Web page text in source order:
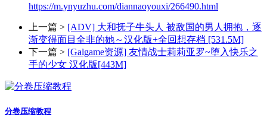
https://m.ynyuzhu.com/diannaoyouxi/266490.html
上一篇 > [ADV] 大和抚子牛头人 被敌国的男人拥抱，逐
渐变得面目全非的她～汉化版+全回想存档 [531.5M]
下一篇 > [Galgame资源] 友情战士莉莉亚罗~堕入快乐之
手的少女 汉化版[443M]
分卷压缩教程